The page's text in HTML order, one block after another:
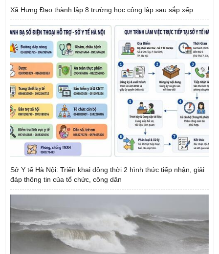
Xã Hưng Đạo thành lập 8 trường học công lập sau sắp xếp
Sở Y tế Hà Nội: Triển khai đồng thời 2 hình thức tiếp nhận, giải
đáp thông tin của tổ chức, công dân